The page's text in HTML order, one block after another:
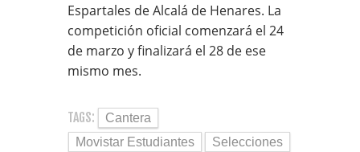
Espartales de Alcalá de Henares. La
competición oficial comenzará el 24
de marzo y finalizará el 28 de ese
mismo mes.
TAGS:
Cantera
Movistar Estudiantes
Selecciones